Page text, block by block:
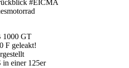
#EICMA
1000 GT
F geleakt!
in einer 125er